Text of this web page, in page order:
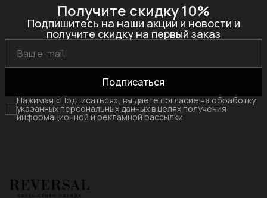
Получите скидку 10%
Подпишитесь на наши акции и новости и
получите скидку на первый заказ
Подписаться
Нажимая «Подписаться», вы даете согласие на обработку
указанных персональных данных в целях получения
информационной и рекламной рассылки